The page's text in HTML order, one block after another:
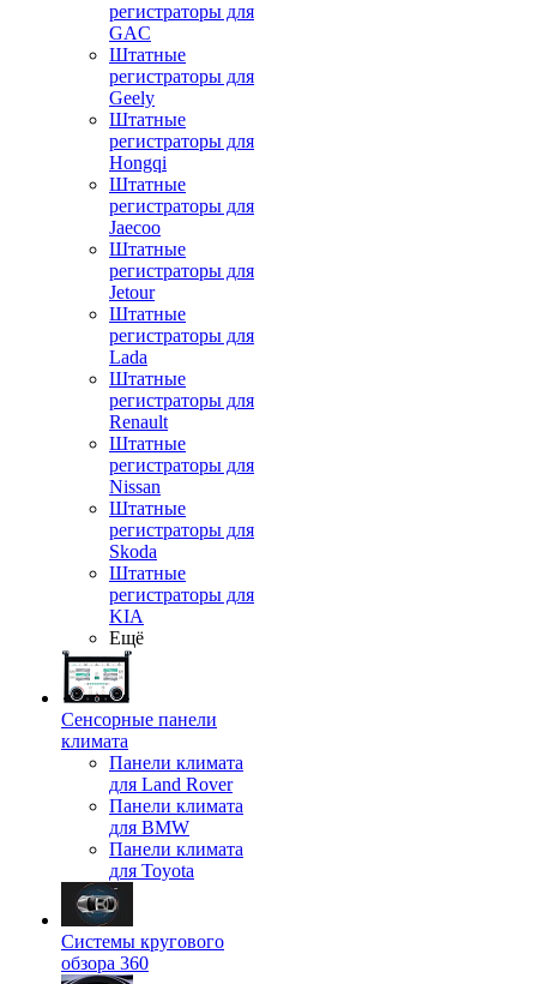
регистраторы для
GAC
Штатные
регистраторы для
Geely
Штатные
регистраторы для
Hongqi
Штатные
регистраторы для
Jaecoo
Штатные
регистраторы для
Jetour
Штатные
регистраторы для
Lada
Штатные
регистраторы для
Renault
Штатные
регистраторы для
Nissan
Штатные
регистраторы для
Skoda
Штатные
регистраторы для
KIA
Ещё
Сенсорные панели
климата
Панели климата
для Land Rover
Панели климата
для BMW
Панели климата
для Toyota
Системы кругового
обзора 360